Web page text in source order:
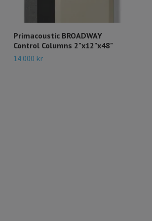
Primacoustic BROADWAY
Control Columns 2"x12"x48"
14 000 kr